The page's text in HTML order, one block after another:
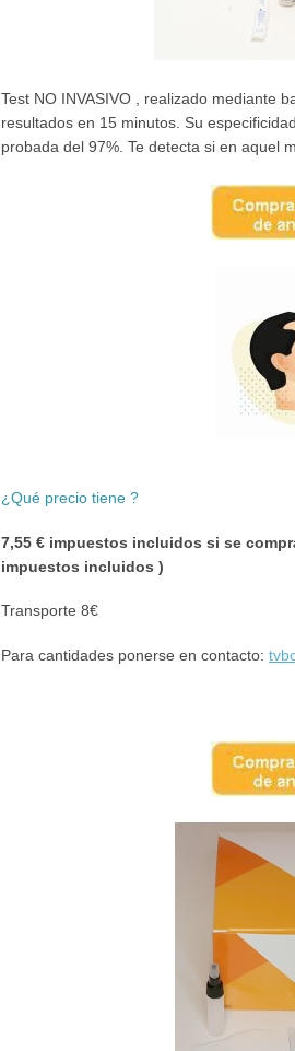
Test NO INVASIVO , realizado mediante
resultados en 15 minutos. Su
probada del 97%. Te detecta si en aquel
¿Qué precio tiene?
7,55 € impuestos incluidos si se
impuestos incluidos )
Transporte 8€
Para cantidades ponerse en contacto: